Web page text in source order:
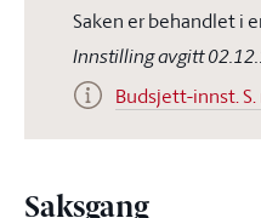
Saken er behandlet i
Innstilling avgitt
Budsjett-innst.
Saksgang